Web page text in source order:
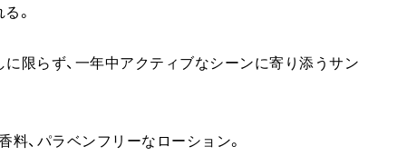
。
に限らず、一年中アクティブなシーンに寄り添うサン
料、パラベンフリーなローション。